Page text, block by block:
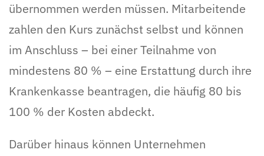
übernommen werden müssen. Mitarbeitende
zahlen den Kurs zunächst selbst und können
im Anschluss – bei einer Teilnahme von
mindestens 80 % – eine Erstattung durch ihre
Krankenkasse beantragen, die häufig 80 bis
100 % der Kosten abdeckt.
Darüber hinaus können Unternehmen